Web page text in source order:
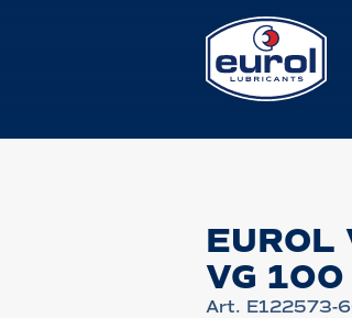
EUROL
VG
Art. E122573-